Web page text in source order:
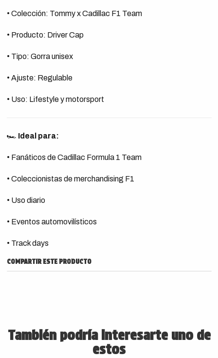
• Colección: Tommy x Cadillac F1 Team
• Producto: Driver Cap
• Tipo: Gorra unisex
• Ajuste: Regulable
• Uso: Lifestyle y motorsport
🏎️ Ideal para:
• Fanáticos de Cadillac Formula 1 Team
• Coleccionistas de merchandising F1
• Uso diario
• Eventos automovilísticos
• Track days
COMPARTIR ESTE PRODUCTO
También podría interesarte uno de
estos